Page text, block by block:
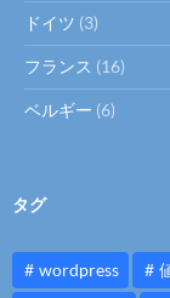
ドイツ (3)
フランス (16)
ベルギー (6)
タグ
wordpress